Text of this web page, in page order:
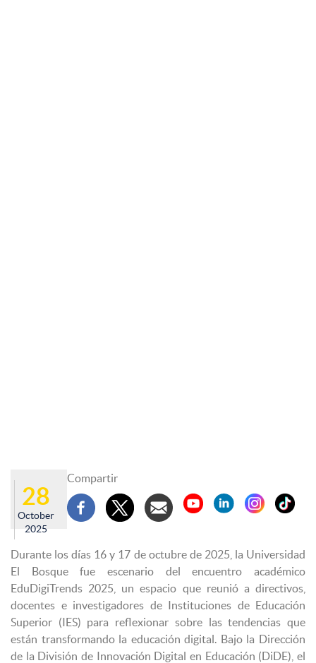
28
October
2025
Compartir
Durante los días 16 y 17 de octubre de 2025, la Universidad
El Bosque fue escenario del encuentro académico
EduDigiTrends 2025, un espacio que reunió a directivos,
docentes e investigadores de Instituciones de Educación
Superior (IES) para reflexionar sobre las tendencias que
están transformando la educación digital. Bajo la Dirección
de la División de Innovación Digital en Educación (DiDE), el